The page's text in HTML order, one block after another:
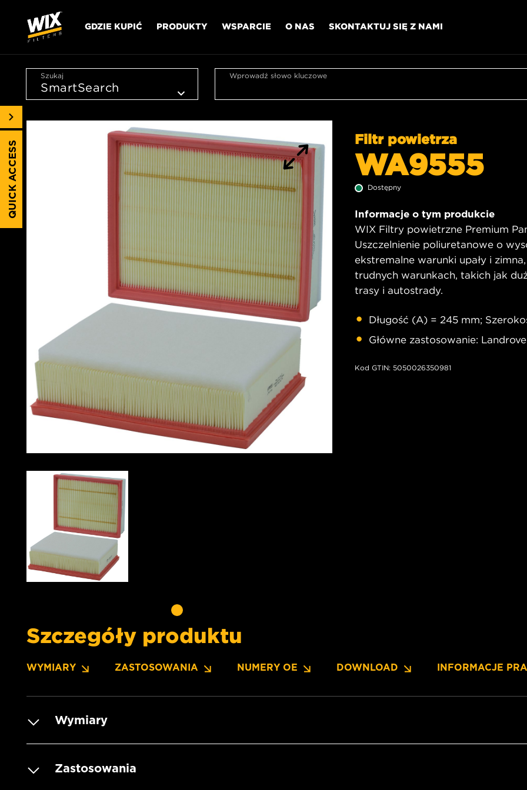
GDZIE KUPIĆ PRODUKTY WSPARCIE O NAS SKONTAKTUJ SIĘ Z NAMI
Szukaj Wprowadź słowo kluczowe
Filtr powietrza
WA9555
Dostępny
Informacje o tym produkcie
WIX Filtry powietrzne Premium
Uszczelnienie poliuretanowe o
ekstremalne warunki upały i
trudnych warunkach, takich jak
trasy i autostrady.
Długość (A) = 245 mm;
Główne zastosowanie:
Kod GTIN: 5050026350981
Szczegóły produktu
WYMIARY ZASTOSOWANIA NUMERY OE DOWNLOAD INFORMACJE
Wymiary
Zastosowania
QUICK ACCESS